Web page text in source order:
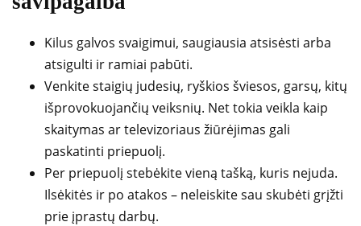
Kilus galvos svaigimui, saugiausia atsisėsti arba
atsigulti ir ramiai pabūti.
Venkite staigių judesių, ryškios šviesos, garsų, kitų
išprovokuojančių veiksnių. Net tokia veikla kaip
skaitymas ar televizoriaus žiūrėjimas gali
paskatinti priepuolį.
Per priepuolį stebėkite vieną tašką, kuris nejuda.
Ilsėkitės ir po atakos – neleiskite sau skubėti grįžti
prie įprastų darbų.